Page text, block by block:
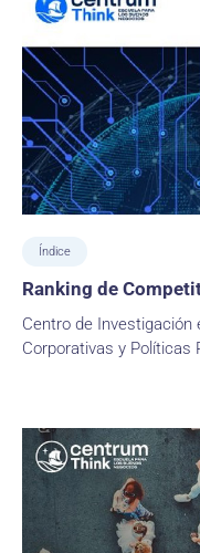
Índice
Ranking de
Centro de Investigación
Corporativas y Políticas